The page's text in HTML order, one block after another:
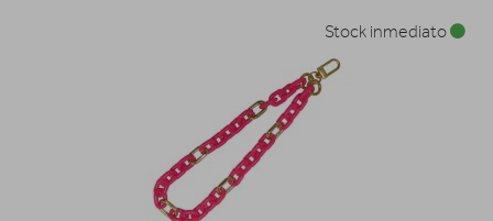
Stock inmediato